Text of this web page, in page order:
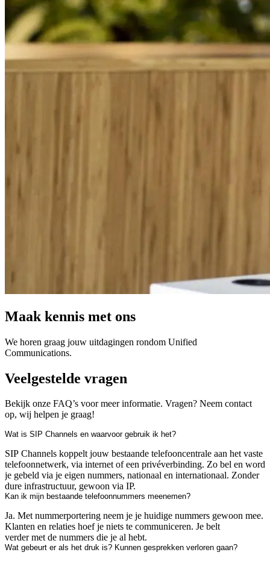
Maak kennis met ons
We horen graag jouw uitdagingen rondom Unified
Communications.
Veelgestelde vragen
Bekijk onze FAQ’s voor meer informatie. Vragen? Neem contact
op, wij helpen je graag!
Wat is SIP Channels en waarvoor gebruik ik het?
SIP Channels koppelt jouw bestaande telefooncentrale aan het vaste
telefoonnetwerk, via internet of een privéverbinding. Zo bel en word
je gebeld via je eigen nummers, nationaal en internationaal. Zonder
dure infrastructuur, gewoon via IP.
Kan ik mijn bestaande telefoonnummers meenemen?
Ja. Met nummerportering neem je je huidige nummers gewoon mee.
Klanten en relaties hoef je niets te communiceren. Je belt
verder met de nummers die je al hebt.
Wat gebeurt er als het druk is? Kunnen gesprekken verloren gaan?